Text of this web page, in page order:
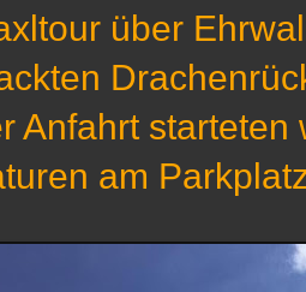
über
Anfahrt
am